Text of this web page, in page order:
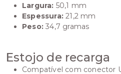
Largura: 50,1 mm
Espessura: 21,2 mm
Peso:34,7 gramas
Estojo de recarga
Compatível com conector